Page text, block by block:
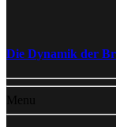
Die Dynamik der
Menu